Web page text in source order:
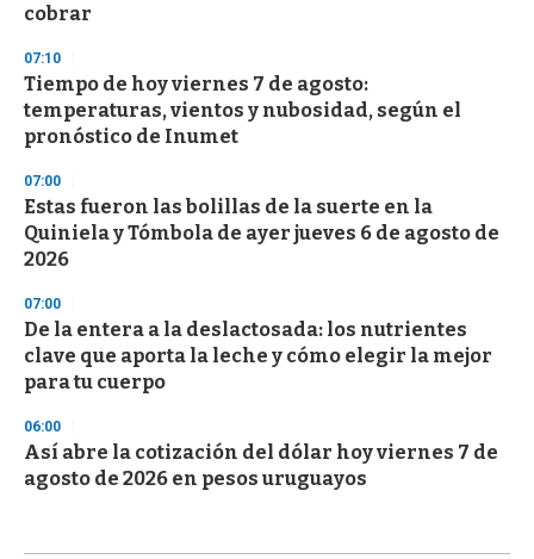
cobrar
07:10
Tiempo de hoy viernes 7 de agosto:
temperaturas, vientos y nubosidad, según el
pronóstico de Inumet
07:00
Estas fueron las bolillas de la suerte en la
Quiniela y Tómbola de ayer jueves 6 de agosto de
2026
07:00
De la entera a la deslactosada: los nutrientes
clave que aporta la leche y cómo elegir la mejor
para tu cuerpo
06:00
Así abre la cotización del dólar hoy viernes 7 de
agosto de 2026 en pesos uruguayos